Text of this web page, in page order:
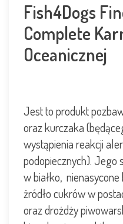
Fish4Dogs
Complete
Oceanicznej
Jest to produkt
oraz kurczaka
wystąpienia reakcji
podopiecznych). Jego
wbiałko, nienasycone
źródło cukrów w
oraz drożdży